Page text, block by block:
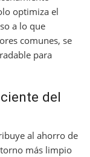
optimiza el
a lo que
comunes, se
para
del
al ahorro de
más limpio